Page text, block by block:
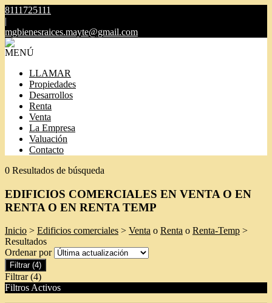
8111725111
|
mgbienesraices.mayte@gmail.com
MENÚ
LLAMAR
Propiedades
Desarrollos
Renta
Venta
La Empresa
Valuación
Contacto
0 Resultados de búsqueda
EDIFICIOS COMERCIALES EN VENTA O EN
RENTA O EN RENTA TEMP
Inicio > Edificios comerciales > Venta o Renta o Renta-Temp >
Resultados
Ordenar por
Filtrar (4)
Filtrar (4)
Filtros Activos